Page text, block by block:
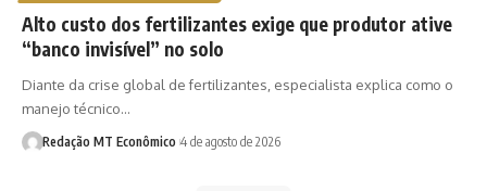
Alto custo dos fertilizantes exige que produtor ative
“banco invisível” no solo
Diante da crise global de fertilizantes, especialista explica como o
manejo técnico…
Redação MT Econômico 4 de agosto de 2026